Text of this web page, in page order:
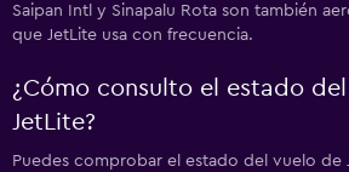
Saipan Intl y Sinapalu Rota son también
que JetLite usa con frecuencia.
¿Cómo consulto el estado
JetLite?
Puedes comprobar el estado del vuelo de